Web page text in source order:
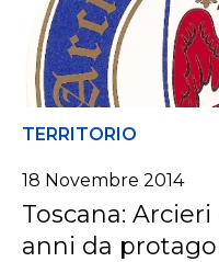
TERRITORIO
18 Novembre 2014
Toscana:
anni da